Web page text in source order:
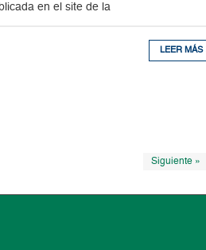
en el site de la
LEER MÁS
Siguiente »